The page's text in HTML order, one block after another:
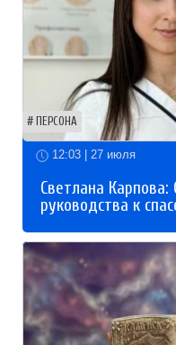
ПЕРСОНА
12:03 | 27 июля
Светлана Карпова:
руководства к